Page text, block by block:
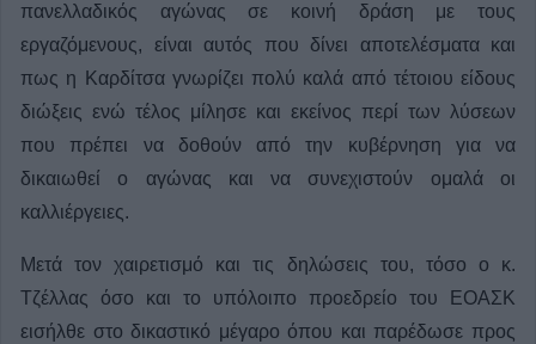
πανελλαδικός αγώνας σε κοινή δράση με τους
εργαζόμενους, είναι αυτός που δίνει αποτελέσματα και
πως η Καρδίτσα γνωρίζει πολύ καλά από τέτοιου είδους
διώξεις ενώ τέλος μίλησε και εκείνος περί των λύσεων
που πρέπει να δοθούν από την κυβέρνηση για να
δικαιωθεί ο αγώνας και να συνεχιστούν ομαλά οι
καλλιέργειες.
Μετά τον χαιρετισμό και τις δηλώσεις του, τόσο ο κ.
Τζέλλας όσο και το υπόλοιπο προεδρείο του ΕΟΑΣΚ
εισήλθε στο δικαστικό μέγαρο όπου και παρέδωσε προς